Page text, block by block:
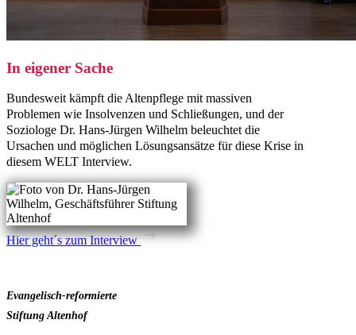
In eigener Sache
Bundesweit kämpft die Altenpflege mit massiven
Problemen wie Insolvenzen und Schließungen, und der
Soziologe Dr. Hans-Jürgen Wilhelm beleuchtet die
Ursachen und möglichen Lösungsansätze für diese Krise in
diesem WELT Interview.
Hier geht´s zum Interview
(öffnet
in
Evangelisch-reformierte
Stiftung Altenhof